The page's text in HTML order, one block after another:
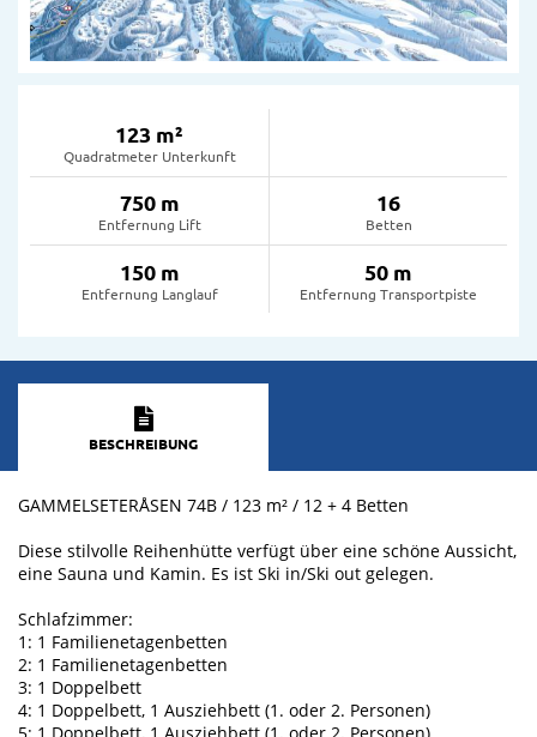
123 m²
Quadratmeter Unterkunft
750 m
Entfernung Lift
16
Betten
150 m
Entfernung Langlauf
50 m
Entfernung Transportpiste
BESCHREIBUNG
GAMMELSETERÅSEN 74B / 123 m² / 12 + 4 Betten
Diese stilvolle Reihenhütte verfügt über eine schöne Aussicht,
eine Sauna und Kamin. Es ist Ski in/Ski out gelegen.
Schlafzimmer:
1: 1 Familienetagenbetten
2: 1 Familienetagenbetten
3: 1 Doppelbett
4: 1 Doppelbett, 1 Ausziehbett (1. oder 2. Personen)